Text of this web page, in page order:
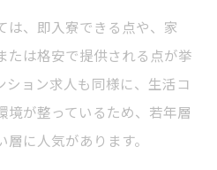
は、即入寮できる点や、家
たは格安で提供される点が挙
ション求人も同様に、生活コ
境が整っているため、若年層
に人気があります。